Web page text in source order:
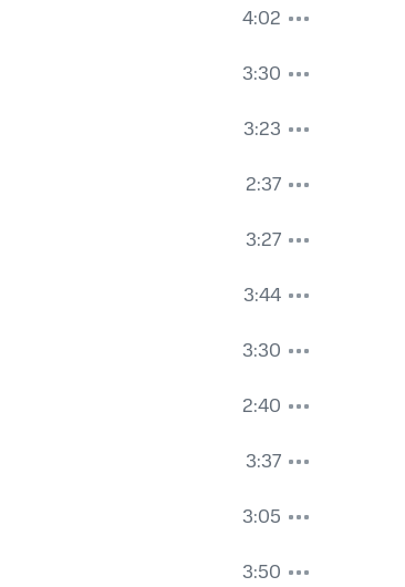
4:02
3:30
3:23
2:37
3:27
3:44
3:30
2:40
3:37
3:05
3:50